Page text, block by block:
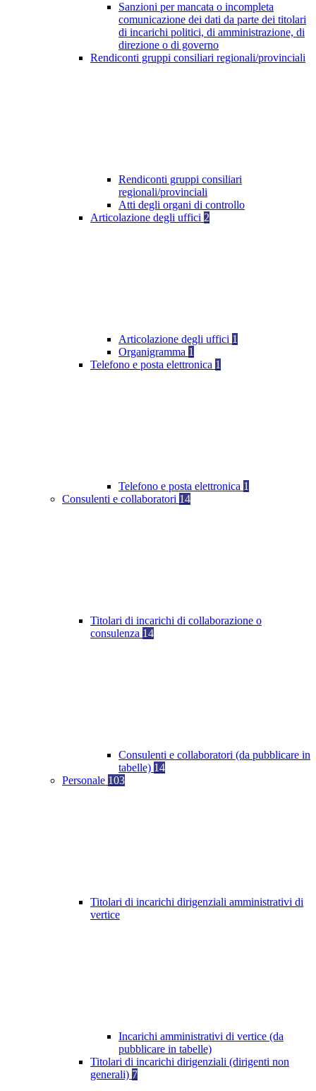
Sanzioni per mancata o incompleta
comunicazione dei dati da parte dei titolari
di incarichi politici, di amministrazione, di
direzione o di governo
Rendiconti gruppi consiliari regionali/provinciali
Rendiconti gruppi consiliari
regionali/provinciali
Atti degli organi di controllo
Articolazione degli uffici 2
Articolazione degli uffici 1
Organigramma 1
Telefono e posta elettronica 1
Telefono e posta elettronica 1
Consulenti e collaboratori 14
Titolari di incarichi di collaborazione o
consulenza 14
Consulenti e collaboratori (da pubblicare in
tabelle) 14
Personale 103
Titolari di incarichi dirigenziali amministrativi di
vertice
Incarichi amministrativi di vertice (da
pubblicare in tabelle)
Titolari di incarichi dirigenziali (dirigenti non
generali) 7